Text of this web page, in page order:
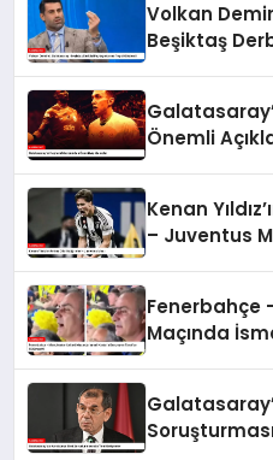
Volkan
Beşiktaş
Önemli
Kenan
– Juventus
Fenerbahçe
Maçında